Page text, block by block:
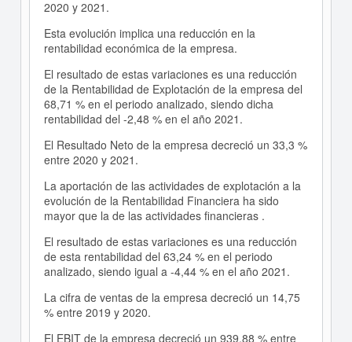
2020 y 2021.
Esta evolución implica una reducción en la
rentabilidad económica de la empresa.
El resultado de estas variaciones es una reducción
de la Rentabilidad de Explotación de la empresa del
68,71 % en el periodo analizado, siendo dicha
rentabilidad del -2,48 % en el año 2021.
El Resultado Neto de la empresa decreció un 33,3 %
entre 2020 y 2021.
La aportación de las actividades de explotación a la
evolución de la Rentabilidad Financiera ha sido
mayor que la de las actividades financieras .
El resultado de estas variaciones es una reducción
de esta rentabilidad del 63,24 % en el periodo
analizado, siendo igual a -4,44 % en el año 2021.
La cifra de ventas de la empresa decreció un 14,75
% entre 2019 y 2020.
El EBIT de la empresa decreció un 939,88 % entre